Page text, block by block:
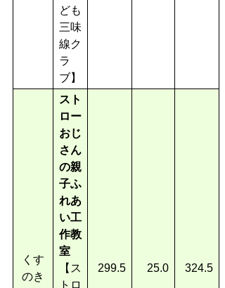
ども
三味
線ク
ラ
ブ】
くす
のき
スト
ロー
おじ
さん
の親
子ふ
れあ
い工
作教
室
【ス
トロ
299.5 25.0 324.5